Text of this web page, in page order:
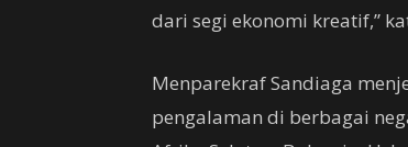
dari segi ekonomi kreatif,”
Menparekraf Sandiaga
pengalaman di berbagai